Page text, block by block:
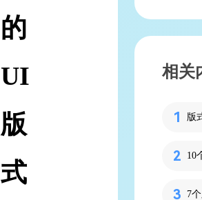
的
UI
版
式
相关
版
7